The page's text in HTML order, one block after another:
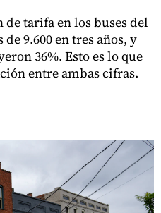
tarifa en los buses del
9.600 en tres años, y
36%. Esto es lo que
entre ambas cifras.